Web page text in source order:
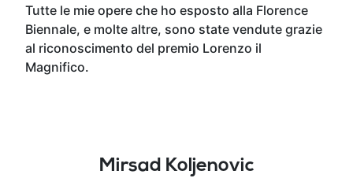
Tutte le mie opere che ho esposto alla Florence
Biennale, e molte altre, sono state vendute grazie
al riconoscimento del premio Lorenzo il
Magnifico.
Mirsad Koljenovic